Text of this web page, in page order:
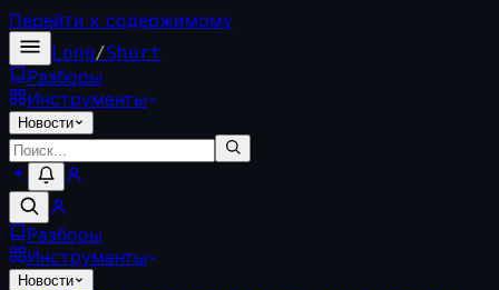
Перейти к содержимому
Long/Short
Разборы
Инструменты
Новости
Разборы
Инструменты
Новости